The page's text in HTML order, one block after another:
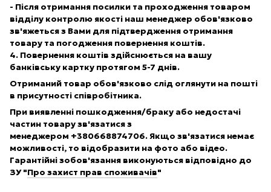
- Після отримання посилки та проходження товаром
відділу контролю якості наш менеджер обов'язково
зв'яжеться з Вами для підтвердження отримання
товару та погодження повернення коштів.
4. Повернення коштів здійснюється на вашу
банківську картку протягом 5-7 днів.
Отриманий товар обов'язково слід оглянути на пошті
в присутності співробітника.
При виявленні пошкодження/браку або недостачі
частин товару зв'язатися з
менеджером +380668874706. Якщо зв'язатися немає
можливості, то відобразити на фото або відео.
Гарантійні зобов'язання виконуються відповідно до
ЗУ "Про захист прав споживачів"